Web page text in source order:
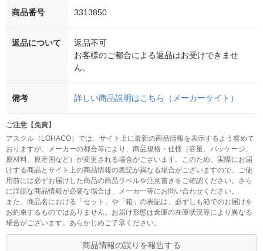
商品番号 3313850
返品について
返品不可
お客様のご都合による返品はお受けできませ
ん。
備考 詳しい商品説明はこちら（メーカーサイト）
ご注意【免責】
アスクル（LOHACO）では、サイト上に最新の商品情報を表示するよう努めて
おりますが、メーカーの都合等により、商品規格・仕様（容量、パッケージ、
原材料、原産国など）が変更される場合がございます。このため、実際にお届
けする商品とサイト上の商品情報の表記が異なる場合がございますので、ご使
用前には必ずお届けした商品の商品ラベルや注意書きをご確認ください。さら
に詳細な商品情報が必要な場合は、メーカー等にお問い合わせください。
また、商品名における「セット」や「箱」の表記は、必ずしも箱でのお届けを
お約束するものではありません。お届け形態は倉庫の在庫状況等により異なる
場合がございます。あらかじめご了承ください。
商品情報の誤りを報告する